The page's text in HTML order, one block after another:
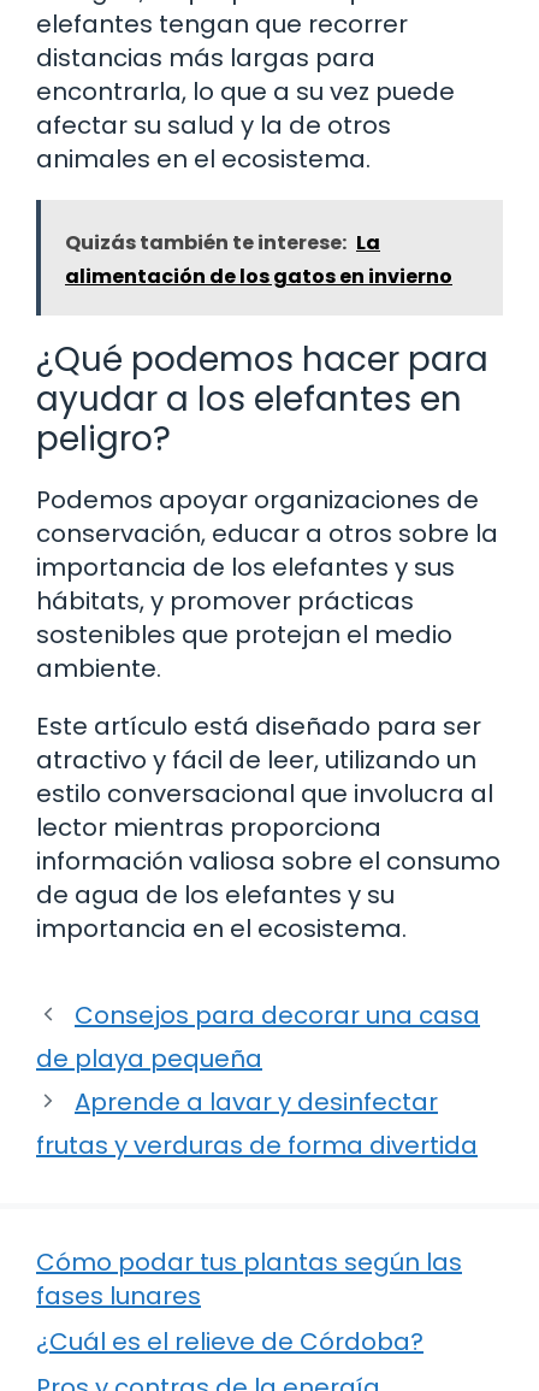
elefantes tengan que recorrer
distancias más largas para
encontrarla, lo que a su vez puede
afectar su salud y la de otros
animales en el ecosistema.
Quizás también te interese: La
alimentación de los gatos en invierno
¿Qué podemos hacer para
ayudar a los elefantes en
peligro?
Podemos apoyar organizaciones de
conservación, educar a otros sobre la
importancia de los elefantes y sus
hábitats, y promover prácticas
sostenibles que protejan el medio
ambiente.
Este artículo está diseñado para ser
atractivo y fácil de leer, utilizando un
estilo conversacional que involucra al
lector mientras proporciona
información valiosa sobre el consumo
de agua de los elefantes y su
importancia en el ecosistema.
Consejos para decorar una casa
de playa pequeña
Aprende a lavar y desinfectar
frutas y verduras de forma divertida
Cómo podar tus plantas según las
fases lunares
¿Cuál es el relieve de Córdoba?